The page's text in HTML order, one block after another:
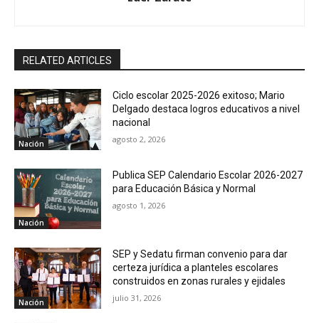
RELATED ARTICLES
Nación
Ciclo escolar 2025-2026 exitoso; Mario
Delgado destaca logros educativos a nivel
nacional
agosto 2, 2026
Nación
Publica SEP Calendario Escolar 2026-2027
para Educación Básica y Normal
agosto 1, 2026
Nación
SEP y Sedatu firman convenio para dar
certeza jurídica a planteles escolares
construidos en zonas rurales y ejidales
julio 31, 2026